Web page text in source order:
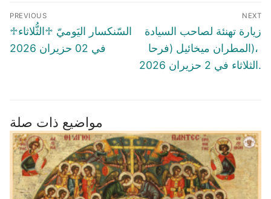
Post
navigation
PREVIOUS
Previous
post:
♱السّنكسار اليَوميّ ♱الثُّلاثاء
في 02 حزيران 2026
NEXT
Next
post:
زيارة تهنئة لصاحب السيادة
المطران ميخائيل (فرحا)،
الثلاثاء في 2 حزيران 2026.
مواضيع ذات صلة